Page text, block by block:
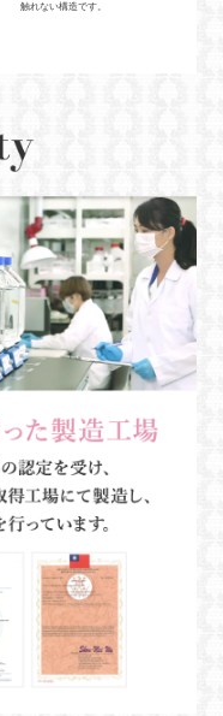
触れない構造です。